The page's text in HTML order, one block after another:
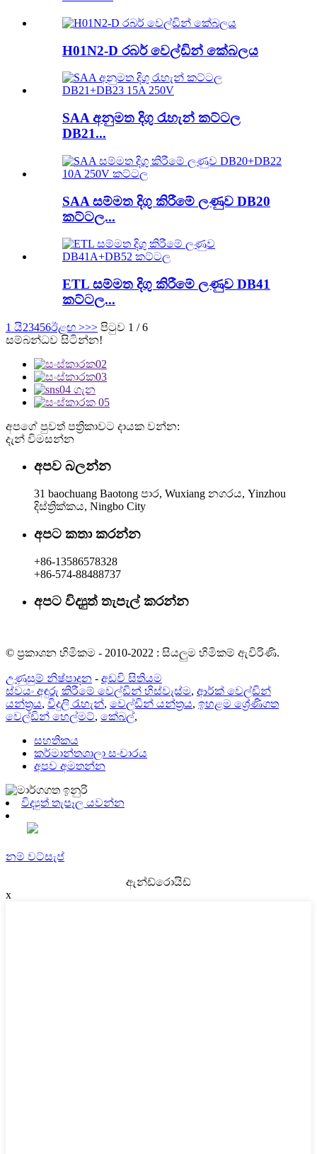
H01N2-D රබර් වෙල්ඩින් කේබලය
SAA අනුමත දිගු රැහැන් කට්ටල
DB21...
SAA සම්මත දිගු කිරීමේ ලණුව DB20
කට්ටල...
ETL සම්මත දිගු කිරීමේ ලණුව DB41
කට්ටල...
1 යි23456ඊළඟ >>> පිටුව 1 / 6
සම්බන්ධව සිටින්න!
අපගේ පුවත් පත්‍රිකාවට දායක වන්න:
දැන් විමසන්න
අපව බලන්න
31 baochuang Baotong පාර, Wuxiang නගරය, Yinzhou
දිස්ත්‍රික්කය, Ningbo City
අපට කතා කරන්න
+86-13586578328
+86-574-88488737
අපට විද්‍යුත් තැපැල් කරන්න
© ප්‍රකාශන හිමිකම - 2010-2022 : සියලුම හිමිකම් ඇවිරිණි.
උණුසුම් නිෂ්පාදන - අඩවි සිතියම
ස්වයං අඳුරු කිරීමේ වෙල්ඩින් හිස්වැස්ම, ආර්ක් වෙල්ඩින්
යන්ත්‍රය, විදුලි රැහැන්, වෙල්ඩින් යන්ත්‍රය, ඉහළම ශ්‍රේණිගත
වෙල්ඩින් හෙල්මට්, කේබල්,
සහතිකය
කර්මාන්තශාලා සංචාරය
අපව අමතන්න
විද්‍යුත් තැපෑල යවන්න
නම් වට්සැප්
ඇන්ඩ්රොයිඩ්
x